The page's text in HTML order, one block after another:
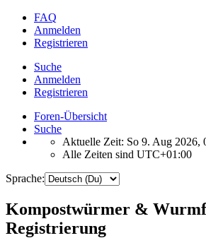
FAQ
Anmelden
Registrieren
Suche
Anmelden
Registrieren
Foren-Übersicht
Suche
Aktuelle Zeit: So 9. Aug 2026,
Alle Zeiten sind UTC+01:00
Sprache:
Kompostwürmer &
Registrierung